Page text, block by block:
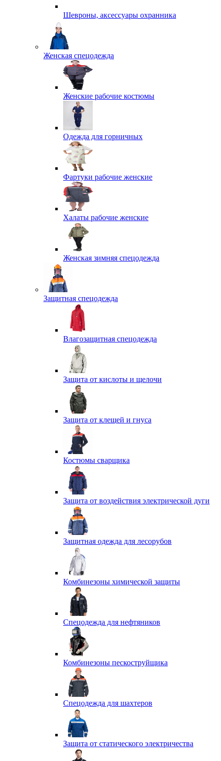
Шевроны, аксессуары охранника
Женская спецодежда
Женские рабочие костюмы
Одежда для горничных
Фартуки рабочие женские
Халаты рабочие женские
Женская зимняя спецодежда
Защитная спецодежда
Влагозащитная спецодежда
Защита от кислоты и щелочи
Защита от клещей и гнуса
Костюмы сварщика
Защита от воздействия электрической дуги
Защитная одежда для лесорубов
Комбинезоны химической защиты
Спецодежда для нефтяников
Комбинезоны пескоструйщика
Спецодежда для шахтеров
Защита от статического электричества